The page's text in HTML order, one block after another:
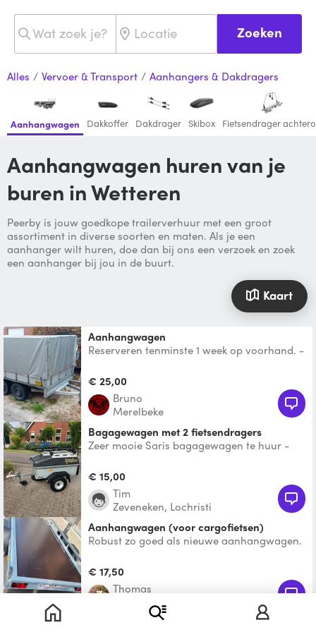
Zoeken
Alles / Vervoer & Transport / Aanhangers & Dakdragers
Aanhangwagen Dakkoffer Dakdrager Skibox Fietsendrager
Aanhangwagen huren van je
buren in Wetteren
Peerby is jouw goedkope trailerverhuur met een groot
assortiment in diverse soorten en maten. Als je een
aanhanger wilt huren, doe dan bij ons een verzoek en zoek
een aanhanger bij jou in de buurt.
Kaart
Aanhangwagen
Reserveren tenminste 1 week op voorhand. -
400 kg aan mate
€ 25,00
Bruno
Merelbeke
Bagagewagen met 2 fietsendragers
Zeer mooie Saris bagagewagen te huur -
extra ruimte voor je
€ 15,00
Tim
Zeveneken, Lochristi
Aanhangwagen (voor cargofietsen)
Robust zo goed als nieuwe aanhangwagen.
wagen getrokken worden. I
€ 17,50
Thomas
Sint-Amandsberg, Gent
Reclame aanhanger publicatie trailer